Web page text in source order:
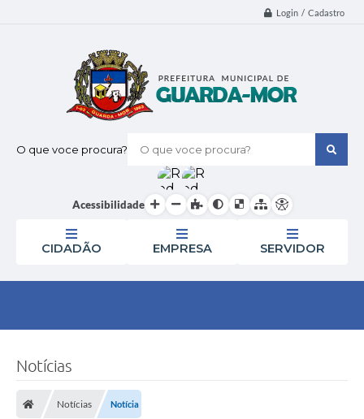
Login / Cadastro
O que voce procura?
Acessibilidade
CIDADÃO EMPRESA SERVIDOR
Notícias
Notícias Notícia